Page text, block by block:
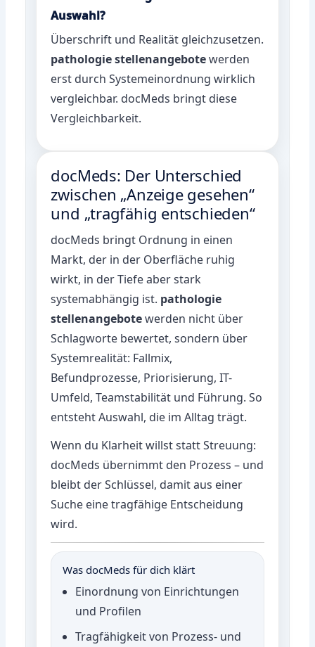
Auswahl?
Überschrift und Realität gleichzusetzen.
pathologie stellenangebotewerden
erst durch Systemeinordnung wirklich
vergleichbar. docMeds bringt diese
Vergleichbarkeit.
docMeds: Der Unterschied
zwischen „Anzeige gesehen“
und „tragfähig entschieden“
docMeds bringt Ordnung in einen
Markt, der in der Oberfläche ruhig
wirkt, in der Tiefe aber stark
systemabhängig ist. pathologie
stellenangebotewerden nicht über
Schlagworte bewertet, sondern über
Systemrealität: Fallmix,
Befundprozesse, Priorisierung, IT-
Umfeld, Teamstabilität und Führung. So
entsteht Auswahl, die im Alltag trägt.
Wenn du Klarheit willst statt Streuung:
docMeds übernimmt den Prozess – und
bleibt der Schlüssel, damit aus einer
Suche eine tragfähige Entscheidung
wird.
Was docMeds für dich klärt
Einordnung von Einrichtungen
und Profilen
Tragfähigkeit von Prozess- und